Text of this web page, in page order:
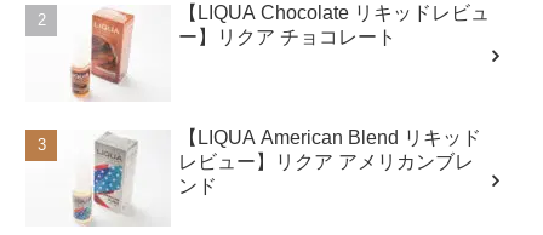
【LIQUA Chocolate リキッドレビュ
ー】リクア チョコレート
【LIQUA American Blend リキッド
レビュー】リクア アメリカンブレ
ンド